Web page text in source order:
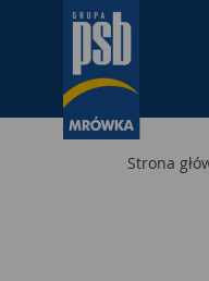
Strona